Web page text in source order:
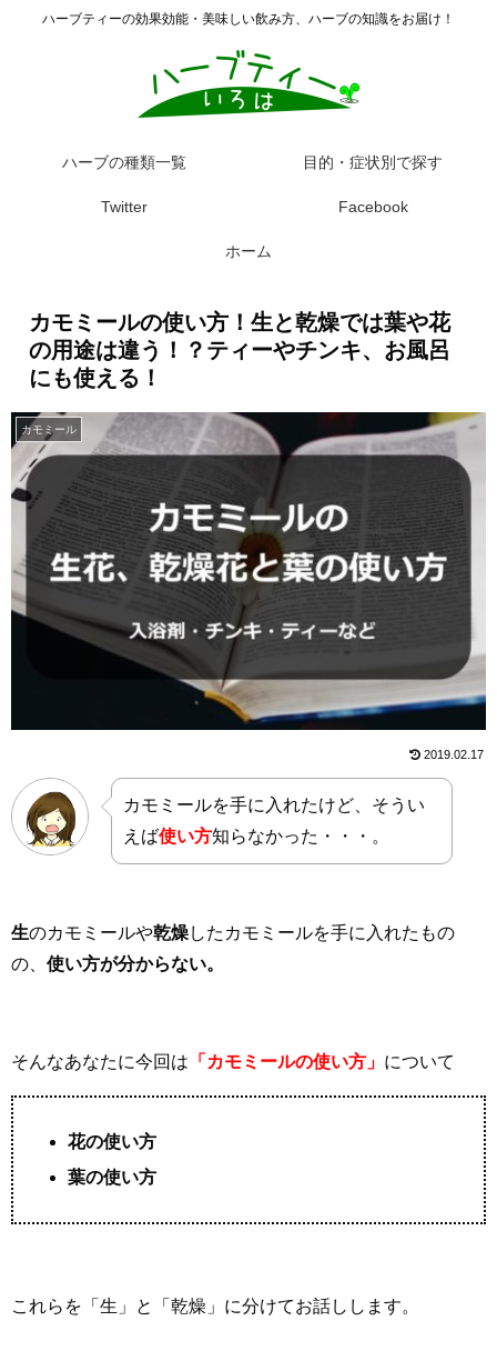
ハーブティーの効果効能・美味しい飲み方、ハーブの知識をお届け！
ハーブの種類一覧 目的・症状別で探す
Twitter Facebook
ホーム
カモミールの使い方！生と乾燥では葉や花
の用途は違う！？ティーやチンキ、お風呂
にも使える！
カモミール
2019.02.17
カモミールを手に入れたけど、そうい
えば使い方知らなかった・・・。
生のカモミールや乾燥したカモミールを手に入れたもの
の、 使い方が分からない。
そんなあなたに今回は 「カモミールの使い方」 について
花の使い方
葉の使い方
これらを「生」と「乾燥」に分けてお話しします。